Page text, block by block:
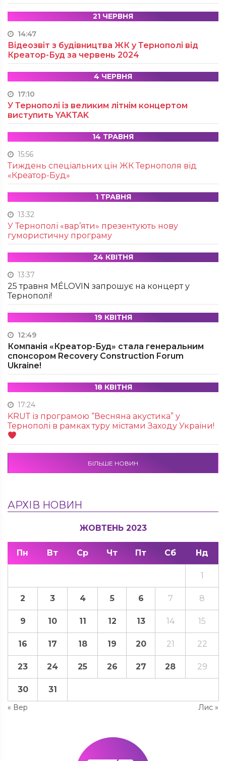
21 ЧЕРВНЯ
14:47
Відеозвіт з будівництва ЖК у Тернополі від
Креатор-Буд за червень 2024
4 ЧЕРВНЯ
17:10
У Тернополі із великим літнім концертом
виступить YAKTAK
14 ТРАВНЯ
15:56
Тиждень спеціальних цін ЖК Тернополя від
«Креатор-Буд»
1 ТРАВНЯ
13:32
У Тернополі «вар’яти» презентують нову
гумористичну програму
24 КВІТНЯ
13:37
25 травня MÉLOVIN запрошує на концерт у
Тернополі!
19 КВІТНЯ
12:49
Компанія «Креатор-Буд» стала генеральним
спонсором Recovery Construction Forum
Ukraine!
18 КВІТНЯ
17:24
KRUТ із програмою “Весняна акустика” у
Тернополі в рамках туру містами Заходу України!
БІЛЬШЕ НОВИН
АРХІВ НОВИН
ЖОВТЕНЬ 2023
Пн Вт Ср Чт Пт Сб Нд
« Вер Лис »
1
2 3 4 5 6 7 8
9 10 11 12 13 14 15
16 17 18 19 20 21 22
23 24 25 26 27 28 29
30 31